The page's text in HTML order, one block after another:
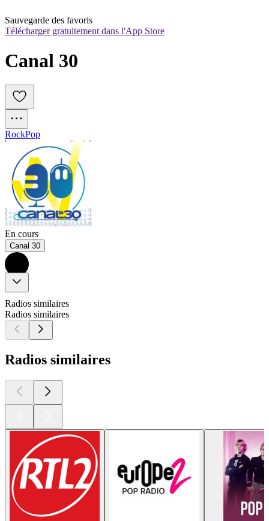
Sauvegarde des favoris
Télécharger gratuitement dans l'App Store
Canal 30
RockPop
En cours
Canal 30
Radios similaires
Radios similaires
Radios similaires